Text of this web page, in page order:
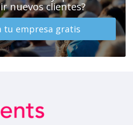
nuevos clientes?
tu empresa gratis